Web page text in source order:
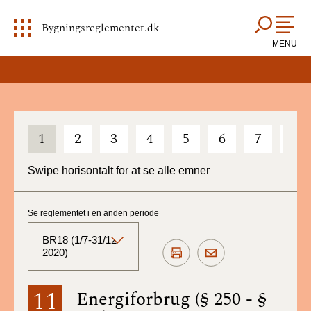
Bygningsreglementet.dk
MENU
1 2 3 4 5 6 7
Swipe horisontalt for at se alle emner
11 Energiforbrug (§ 250 - §
Se reglementet i en anden periode
BR18 (1/7-31/12
2020)
BR18 (Aktuelt)